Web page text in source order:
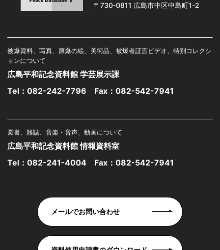
〒730-0811 広島市中区中島町1-2
被爆資料、写真、原爆の絵、美術品、被爆者証言ビデオ、特別コレクシ
ョンについて
広島平和記念資料館 学芸展示課
Tel： 082-242-7796 Fax：082-542-7941
図書、雑誌、音楽・音声、動画について
広島平和記念資料館 情報資料室
Tel： 082-241-4004 Fax：082-542-7941
メールでお問い合わせ